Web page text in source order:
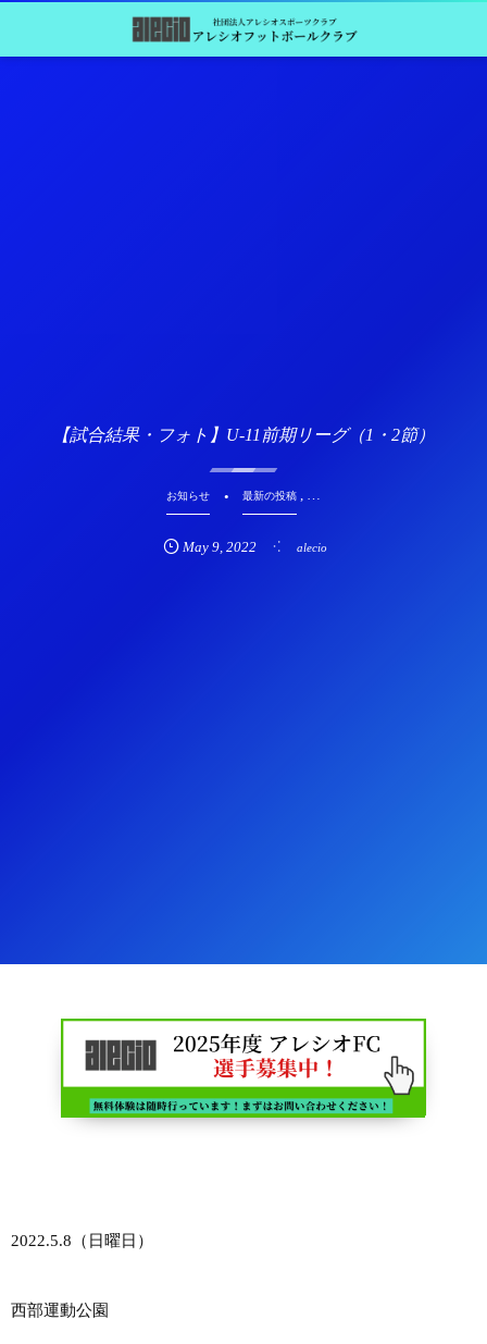
【試合結果・フォト】U-11前期リーグ（1・2節）
お知らせ 最新の投稿 , …
May 9,2022 alecio
2022.5.8（日曜日）
西部運動公園